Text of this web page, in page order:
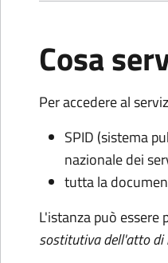
Cosa
Per accedere al
SPID (sistema
nazionale dei
tutta la
L'istanza può
sostitutiva dell'atto di